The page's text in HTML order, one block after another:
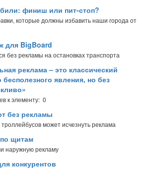
финиш или пит-стоп?
которые должны избавить наши города от
для BigBoard
без рекламы на остановках транспорта
реклама – это классический
явления, но без
к элементу: 0
без рекламы
может исчезнуть реклама
щитам
наружную рекламу
конкурентов